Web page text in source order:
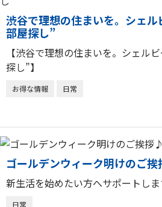
渋谷で理想の住まいを。シェ
部屋探し”
【渋谷で理想の住まいを。シェル
探し”】
お得な情報 日常
ゴールデンウィーク明けのご
新生活を始めたい方へサポートし
日常